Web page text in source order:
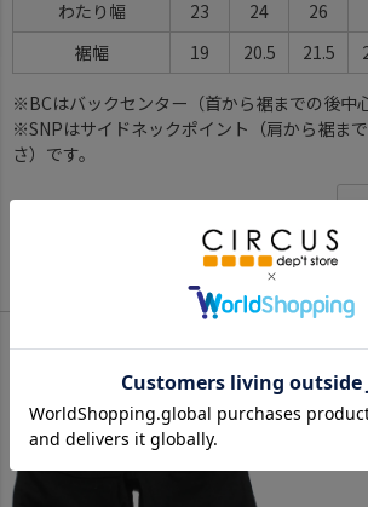
わたり幅 23 24 26
裾幅
19 20.5 21.5
※BCはバックセンター（首から裾までの後中
※SNPはサイドネックポイント（肩から裾ま
さ）です。